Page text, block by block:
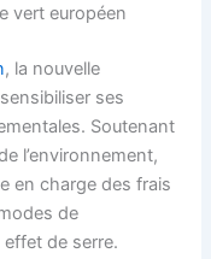
vert européen
, la nouvelle
ses
Soutenant
l’environnement,
en charge des frais
de
de serre.